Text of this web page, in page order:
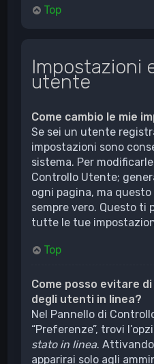
Top
Impostazioni
utente
Come cambio le mie
Se sei un utente
impostazioni sono
sistema. Per
Controllo Utente;
ogni pagina, ma
sempre vero. Questo ti
tutte le tue
Top
Come posso evitare
degli utenti in linea?
Nel Pannello di
“Preferenze”, trovi
stato in linea.
apparirai solo agli